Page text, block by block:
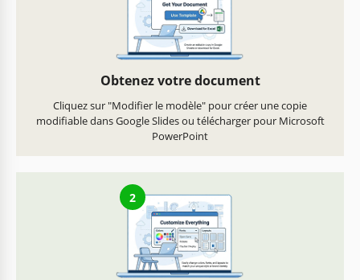
Obtenez votre document
Cliquez sur "Modifier le modèle" pour créer une copie
modifiable dans Google Slides ou télécharger pour Microsoft
PowerPoint
2